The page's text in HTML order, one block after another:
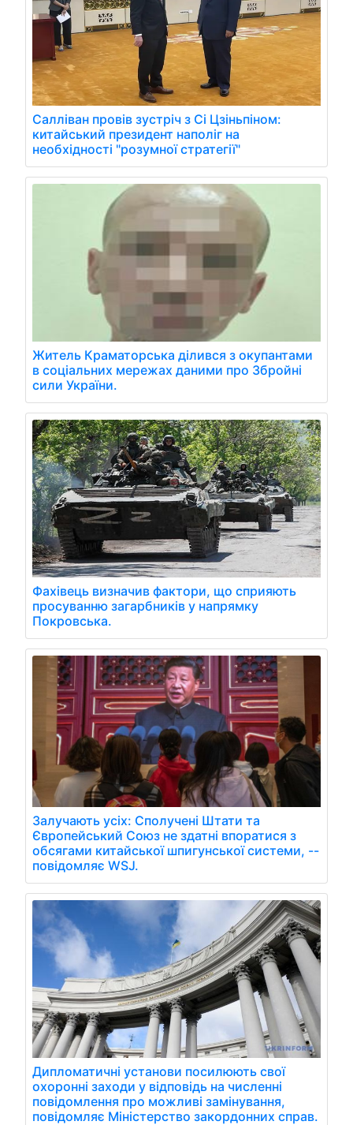
Салліван провів зустріч з Сі Цзіньпіном:
китайський президент наполіг на
необхідності "розумної стратегії"
Житель Краматорська ділився з окупантами
в соціальних мережах даними про Збройні
сили України.
Фахівець визначив фактори, що сприяють
просуванню загарбників у напрямку
Покровська.
Залучають усіх: Сполучені Штати та
Європейський Союз не здатні впоратися з
обсягами китайської шпигунської системи, --
повідомляє WSJ.
Дипломатичні установи посилюють свої
охоронні заходи у відповідь на численні
повідомлення про можливі замінування,
повідомляє Міністерство закордонних справ.